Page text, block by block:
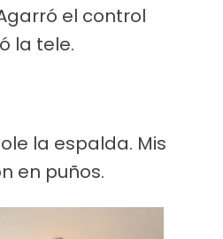
el control
la tele.
la espalda. Mis
en puños.